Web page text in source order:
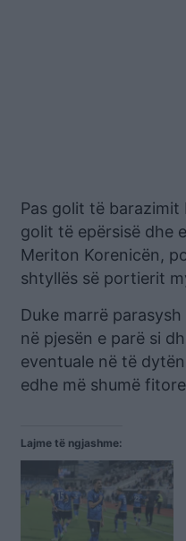
Pas golit të barazimit
golit të epërsisë dhe
Meriton Korenicën,
shtyllës së portierit
Duke marrë
në pjesën e parë si
eventuale në të
edhe më shumë
Lajme të ngjashme: